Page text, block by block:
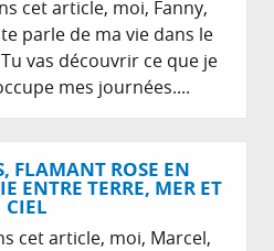
cet article, moi, Fanny,
parle de ma vie dans le
vas découvrir ce que je
mes journées....
FLAMANT ROSE EN
ENTRE TERRE, MER ET
CIEL
cet article, moi, Marcel,